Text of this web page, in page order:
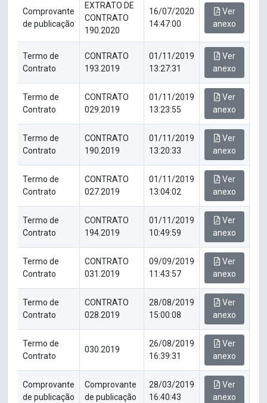
Comprovante
de publicação
EXTRATO DE
CONTRATO
190.2020
16/07/2020
14:47:00
Ver
anexo
Termo de
Contrato
CONTRATO
193.2019
01/11/2019
13:27:31
Ver
anexo
Termo de
Contrato
CONTRATO
029.2019
01/11/2019
13:23:55
Ver
anexo
Termo de
Contrato
CONTRATO
190.2019
01/11/2019
13:20:33
Ver
anexo
Termo de
Contrato
CONTRATO
027.2019
01/11/2019
13:04:02
Ver
anexo
Termo de
Contrato
CONTRATO
194.2019
01/11/2019
10:49:59
Ver
anexo
Termo de
Contrato
CONTRATO
031.2019
09/09/2019
11:43:57
Ver
anexo
Termo de
Contrato
CONTRATO
028.2019
28/08/2019
15:00:08
Ver
anexo
Termo de
Contrato
030.2019
26/08/2019
16:39:31
Ver
anexo
Comprovante
de publicação
Comprovante
de publicação
28/03/2019
16:40:43
Ver
anexo